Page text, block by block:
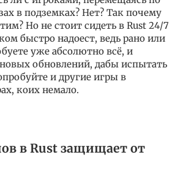
в подземках? Нет? Так почему
Но не стоит сидеть в Rust 24/7
быстро надоест, ведь рано или
уже абсолютно всё, и
обновлений, дабы испытать
и другие игры в
коих немало.
в Rust защищает от